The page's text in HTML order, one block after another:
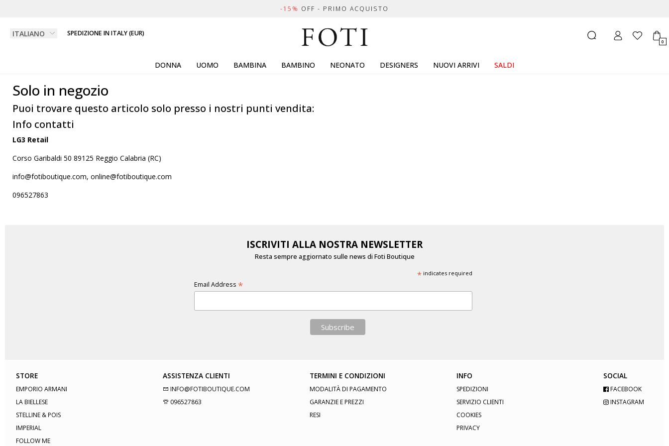
-15% OFF - PRIMO ACQUISTO
SPEDIZIONE IN ITALY (EUR)
0
DONNA UOMO BAMBINA BAMBINO NEONATO DESIGNERS NUOVI ARRIVI SALDI
Solo in negozio
Puoi trovare questo articolo solo presso i nostri punti vendita:
Info contatti
LG3 Retail
Corso Garibaldi 50 89125 Reggio Calabria (RC)
info@fotiboutique.com, online@fotiboutique.com
096527863
ISCRIVITI ALLA NOSTRA NEWSLETTER
Resta sempre aggiornato sulle news di Foti Boutique
*indicates required
Email Address *
STORE
EMPORIO ARMANI
LA BIELLESE
STELLINE & POIS
IMPERIAL
FOLLOW ME
ASSISTENZA CLIENTI
INFO@FOTIBOUTIQUE.COM
096527863
TERMINI E CONDIZIONI
MODALITÀ DI PAGAMENTO
GARANZIE E PREZZI
RESI
INFO
SPEDIZIONI
SERVIZIO CLIENTI
COOKIES
PRIVACY
SOCIAL
FACEBOOK
INSTAGRAM